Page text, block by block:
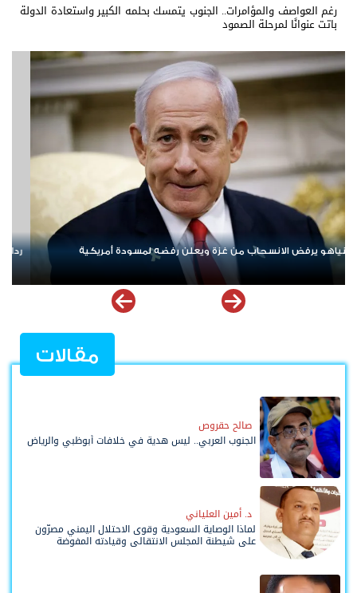
رغم العواصف والمؤامرات.. الجنوب يتمسك بحلمه الكبير واستعادة الدولة
باتت عنوانًا لمرحلة الصمود
«خروقات» حزب الله.. إسرائيل تشن ضربات على جنوب لبنان
الإمارات
مقالات
صالح حقروص
الجنوب العربي.. ليس هدية في خلافات أبوظبي والرياض
د. أمين العلياني
لماذا الوصاية السعودية وقوى الاحتلال اليمني مصرّون
على شيطنة المجلس الانتقالي وقيادته المفوضة